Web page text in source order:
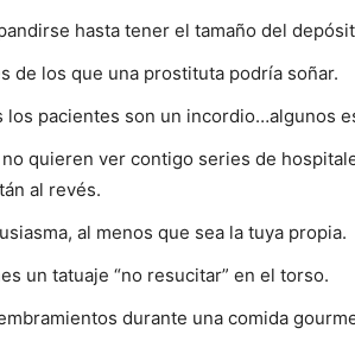
hasta tener el tamaño del
de los que una prostituta podría soñar.
los pacientes son un incordio…algunos
quieren ver contigo series de
al revés.
al menos que sea la tuya propia.
un tatuaje “no resucitar” en el torso.
durante una comida